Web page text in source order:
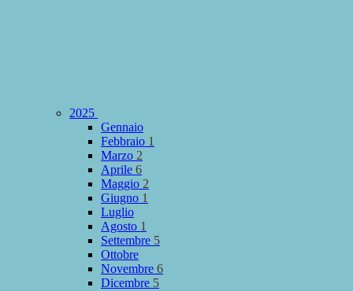
2025
Gennaio
Febbraio 1
Marzo 2
Aprile 6
Maggio 2
Giugno 1
Luglio
Agosto 1
Settembre 5
Ottobre
Novembre 6
Dicembre 5